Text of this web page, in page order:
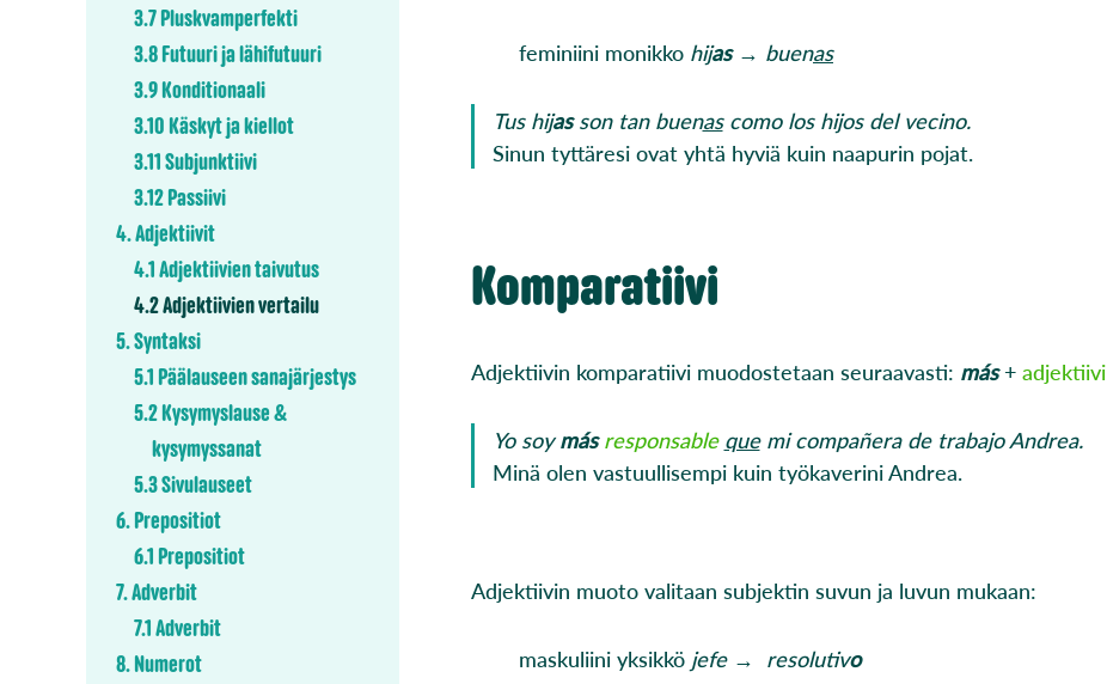
3.7 Pluskvamperfekti
3.8 Futuuri ja lähifutuuri
3.9 Konditionaali
3.10 Käskyt ja kiellot
3.11 Subjunktiivi
3.12 Passiivi
4. Adjektiivit
4.1 Adjektiivien taivutus
4.2 Adjektiivien vertailu
5. Syntaksi
5.1 Päälauseen sanajärjestys
5.2 Kysymyslause &
kysymyssanat
5.3 Sivulauseet
6. Prepositiot
6.1 Prepositiot
7. Adverbit
7.1 Adverbit
8. Numerot
feminiini monikko hijas → buenas
Tus hijasson tan buenascomo los hijos del vecino.
Sinun tyttäresi ovat yhtä hyviä kuin naapurin pojat.
Komparatiivi
Adjektiivin komparatiivi muodostetaan seuraavasti: más+ adjektiivi
Yo soymásresponsable quemi compañera de trabajo Andrea.
Minä olen vastuullisempi kuin työkaverini Andrea.
Adjektiivin muoto valitaan subjektin suvun ja luvun mukaan:
maskuliini yksikkö jefe → resolutivo